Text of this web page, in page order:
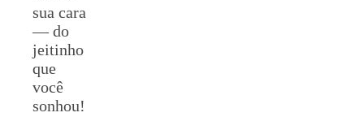
sua cara
— do
jeitinho
que
você
sonhou!